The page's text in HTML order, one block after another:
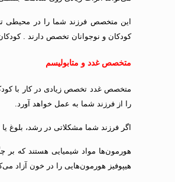
این متخصص فرزند شما را در محیطی
کودکان و نوجوانان تخصص دارند .
متخصص غدد و متابولیسم
متخصص غدد تخصص زیادی در کار با
را از فرزند شما به عمل خواهد آورد.
اگر فرزند شما مشکلاتی در رشد، بلوغ
هورمون‌ها مواد شیمیایی هستند که بر
هیپوفیز هورمون‌هایی را در خون آزاد